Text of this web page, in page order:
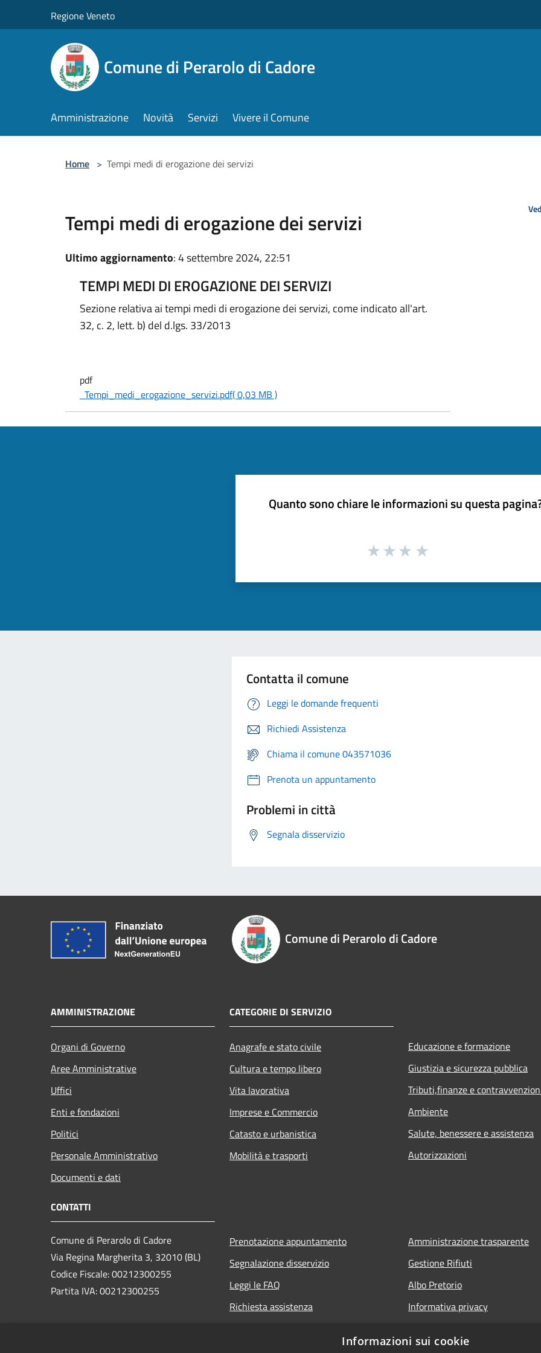
Regione Veneto
Comune di Perarolo di Cadore
Amministrazione Novità Servizi Vivere il Comune
Home > Tempi medi di erogazione dei servizi
Tempi medi di erogazione dei servizi
Ultimo aggiornamento: 4 settembre 2024, 22:51
TEMPI MEDI DI EROGAZIONE DEI SERVIZI
Sezione relativa ai tempi medi di erogazione dei servizi, come indicato all'art.
32, c. 2, lett. b) del d.lgs. 33/2013
pdf
Tempi_medi_erogazione_servizi.pdf( 0,03 MB )
Quanto sono chiare le informazioni su questa
Contatta il comune
Leggi le domande frequenti
Richiedi Assistenza
Chiama il comune 043571036
Prenota un appuntamento
Problemi in città
Segnala disservizio
Comune di Perarolo di Cadore
AMMINISTRAZIONE
Organi di Governo
Aree Amministrative
Uffici
Enti e fondazioni
Politici
Personale Amministrativo
Documenti e dati
CATEGORIE DI SERVIZIO
Anagrafe e stato civile
Cultura e tempo libero
Vita lavorativa
Imprese e Commercio
Catasto e urbanistica
Mobilità e trasporti
Educazione e formazione
Giustizia e sicurezza pubblica
Tributi,finanze e
Ambiente
Salute, benessere e assistenza
Autorizzazioni
CONTATTI
Comune di Perarolo di Cadore
Via Regina Margherita 3, 32010 (BL)
Codice Fiscale: 00212300255
Partita IVA: 00212300255
Prenotazione appuntamento
Segnalazione disservizio
Leggi le FAQ
Richiesta assistenza
Amministrazione trasparente
Gestione Rifiuti
Albo Pretorio
Informativa privacy
Dichiarazione di accessibilità
Informazioni sui cookie